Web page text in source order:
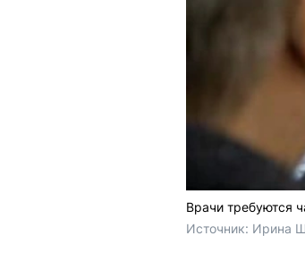
Врачи требуются
Источник: Ирина